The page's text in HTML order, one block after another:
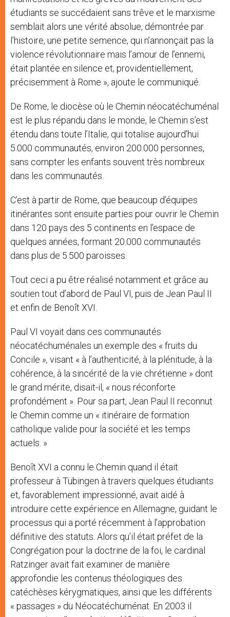
étudiants se succédaient sans trêve et le marxisme
semblait alors une vérité absolue, démontrée par
l’histoire, une petite semence, qui n’annonçait pas la
violence révolutionnaire mais l’amour de l’ennemi,
était plantée en silence et, providentiellement,
précisemment à Rome », ajoute le communiqué.
De Rome, le diocèse où le Chemin néocatéchuménal
est le plus répandu dans le monde, le Chemin s’est
étendu dans toute l’Italie, qui totalise aujourd’hui
5.000 communautés, environ 200.000 personnes,
sans compter les enfants souvent très nombreux
dans les communautés.
C’est à partir de Rome, que beaucoup d’équipes
itinérantes sont ensuite parties pour ouvrir le Chemin
dans 120 pays des 5 continents en l’espace de
quelques années, formant 20.000 communautés
dans plus de 5.500 paroisses.
Tout ceci a pu être réalisé notamment et grâce au
soutien tout d’abord de Paul VI, puis de Jean Paul II
et enfin de Benoît XVI.
Paul VI voyait dans ces communautés
néocatéchuménales un exemple des « fruits du
Concile », visant « à l’authenticité, à la plénitude, à la
cohérence, à la sincérité de la vie chrétienne » dont
le grand mérite, disait-il, « nous réconforte
profondément ». Pour sa part, Jean Paul II reconnut
le Chemin comme un « itinéraire de formation
catholique valide pour la société et les temps
actuels. »
Benoît XVI a connu le Chemin quand il était
professeur à Tübingen à travers quelques étudiants
et, favorablement impressionné, avait aidé à
introduire cette expérience en Allemagne, guidant le
processus qui a porté récemment à l’approbation
définitive des statuts. Alors qu’il était préfet de la
Congrégation pour la doctrine de la foi, le cardinal
Ratzinger avait fait examiner de manière
approfondie les contenus théologiques des
catéchèses kérygmatiques, ainsi que les différents
« passages » du Néocatéchuménat. En 2003 il